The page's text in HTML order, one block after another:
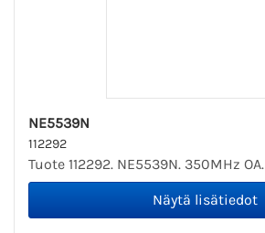
NE5539N
112292
Tuote 112292. NE5539N. 350MHz OA.